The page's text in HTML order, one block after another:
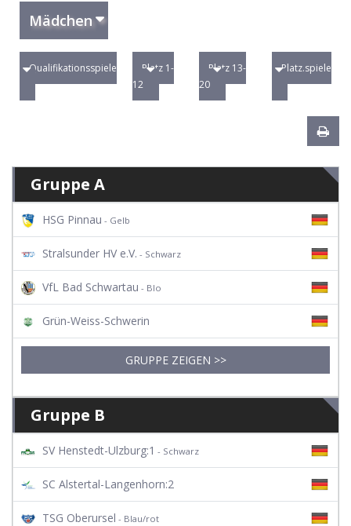
Mädchen
Qualifikationsspiele
Platz 1-
12
Platz 13-
20
Platz.spiele
Gruppe A
HSG Pinnau - Gelb
Stralsunder HV e.V. - Schwarz
VfL Bad Schwartau - Blo
Grün-Weiss-Schwerin
GRUPPE ZEIGEN >>
Gruppe B
SV Henstedt-Ulzburg:1 - Schwarz
SC Alstertal-Langenhorn:2
TSG Oberursel - Blau/rot